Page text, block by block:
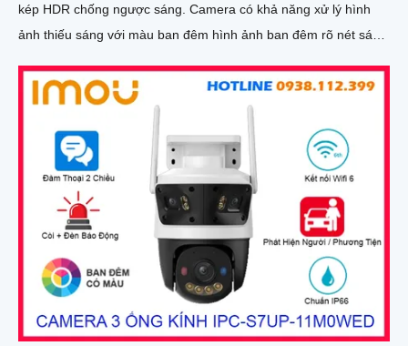
kép HDR chống ngược sáng. Camera có khả năng xử lý hình
ảnh thiếu sáng với màu ban đêm hình ảnh ban đêm rõ nét sáng